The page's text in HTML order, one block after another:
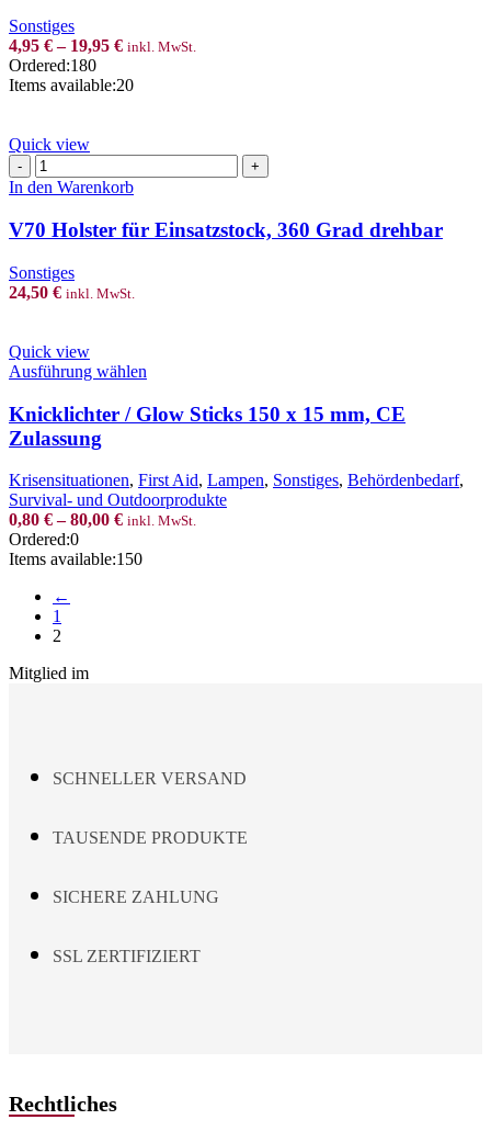
The
the
product
Sonstiges
4,95 €– 19,95 € inkl. MwSt.
Ordered:180
Items available:20
Quick view
V70
Holster
Einsatzstock,
360
Grad
drehbar
Menge
In den Warenkorb
V70 Holster für Einsatzstock, 360 Grad drehbar
Sonstiges
24,50 € inkl. MwSt.
Quick view
Ausführung wählen
has
multiple
options
may
be
Knicklichter / Glow Sticks 150 x 15 mm, CE
Zulassung
Krisensituationen, First Aid, Lampen, Sonstiges, Behördenbedarf,
Survival- und Outdoorprodukte
0,80 €–80,00 € inkl. MwSt.
Ordered:0
Items available:150
←
1
2
Mitglied im
SCHNELLER VERSAND
TAUSENDE PRODUKTE
SICHERE ZAHLUNG
SSL ZERTIFIZIERT
Rechtliches